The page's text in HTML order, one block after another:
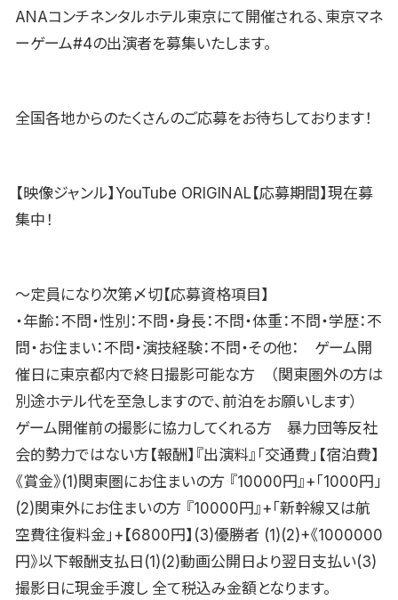
ANAコンチネンタルホテル東京にて開催される、東京マネ
ーゲーム#4の出演者を募集いたします。
全国各地からのたくさんのご応募をお待ちしております！
【映像ジャンル】YouTube ORIGINAL【応募期間】現在募
集中！
〜定員になり次第〆切【応募資格項目】
・年齢：不問・性別：不問・身長：不問・体重：不問・学歴：不
問・お住まい：不問・演技経験：不問・その他： ゲーム開
催日に東京都内で終日撮影可能な方 （関東圏外の方は
別途ホテル代を至急しますので、前泊をお願いします）
ゲーム開催前の撮影に協力してくれる方 暴力団等反社
会的勢力ではない方【報酬】『出演料』「交通費」【宿泊費】
《賞金》(1)関東圏にお住まいの方 『10000円』+「1000円」
(2)関東外にお住まいの方 『10000円』+「新幹線又は航
空費往復料金」+【6800円】(3)優勝者 (1)(2)+《1000000
円》以下報酬支払日(1)(2)動画公開日より翌日支払い(3)
撮影日に現金手渡し 全て税込み金額となります。